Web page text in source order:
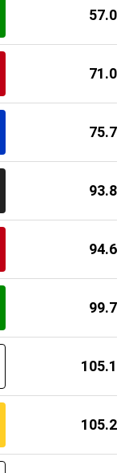
57.0
71.0
75.7
93.8
94.6
99.7
105.1
105.2